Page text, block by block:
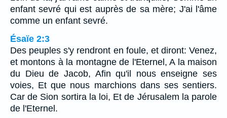
enfant sevré qui est auprès de sa mère; J'ai l'âme
comme un enfant sevré.
Ésaïe 2:3
Des peuples s'y rendront en foule, et diront: Venez,
et montons à la montagne de l'Eternel, A la maison
du Dieu de Jacob, Afin qu'il nous enseigne ses
voies, Et que nous marchions dans ses sentiers.
Car de Sion sortira la loi, Et de Jérusalem la parole
de l'Eternel.